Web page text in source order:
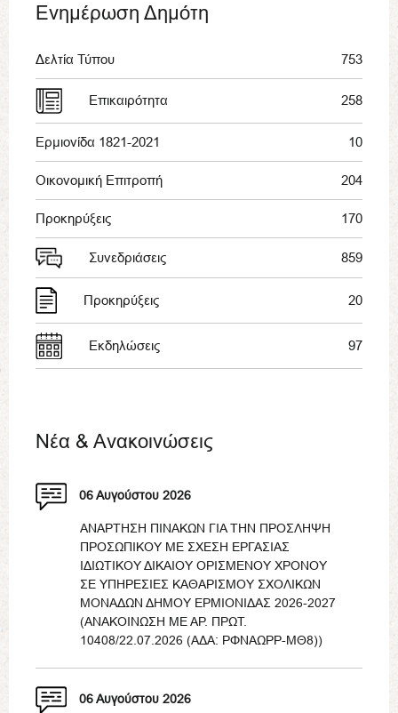
Ενημέρωση Δημότη
Δελτία Τύπου 753
Επικαιρότητα 258
Ερμιονίδα 1821-2021 10
Οικονομική Επιτροπή 204
Προκηρύξεις 170
Συνεδριάσεις 859
Προκηρύξεις 20
Εκδηλώσεις 97
Νέα & Ανακοινώσεις
06 Αυγούστου 2026
ΑΝΑΡΤΗΣΗ ΠΙΝΑΚΩΝ ΓΙΑ ΤΗΝ ΠΡΟΣΛΗΨΗ
ΠΡΟΣΩΠΙΚΟΥ ΜΕ ΣΧΕΣΗ ΕΡΓΑΣΙΑΣ
ΙΔΙΩΤΙΚΟΥ ΔΙΚΑΙΟΥ ΟΡΙΣΜΕΝΟΥ ΧΡΟΝΟΥ
ΣΕ ΥΠΗΡΕΣΙΕΣ ΚΑΘΑΡΙΣΜΟΥ ΣΧΟΛΙΚΩΝ
ΜΟΝΑΔΩΝ ΔΗΜΟΥ ΕΡΜΙΟΝΙΔΑΣ 2026-2027
(ΑΝΑΚΟΙΝΩΣΗ ΜΕ ΑΡ. ΠΡΩΤ.
10408/22.07.2026 (ΑΔΑ: ΡΦΝΑΩΡΡ-ΜΘ8))
06 Αυγούστου 2026